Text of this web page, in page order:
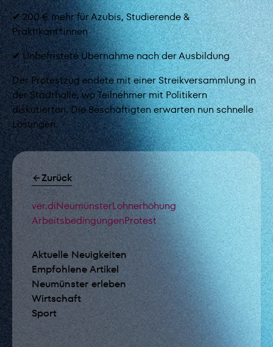
Zurück
TAGS
ver.diNeumünsterLohnerhöhung
ArbeitsbedingungenProtest
Aktuelle Neuigkeiten
Empfohlene Artikel
Neumünster erleben
Wirtschaft
Sport
✔ 200 € mehr für Azubis, Studierende &
Praktikant*innen
✔ Unbefristete Übernahme nach der Ausbildung
Der Protestzug endete mit einer Streikversammlung in
der Stadthalle, wo Teilnehmer mit Politikern
diskutierten. Die Beschäftigten erwarten nun schnelle
Lösungen.